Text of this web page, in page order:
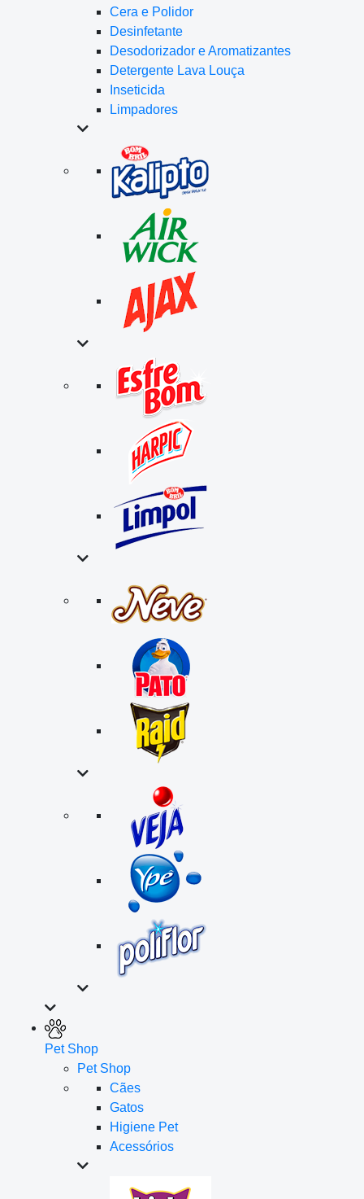
Cera e Polidor
Desinfetante
Desodorizador e Aromatizantes
Detergente Lava Louça
Inseticida
Limpadores
Pet Shop
Pet Shop
Cães
Gatos
Higiene Pet
Acessórios